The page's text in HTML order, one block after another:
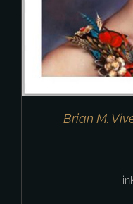
Brian M.